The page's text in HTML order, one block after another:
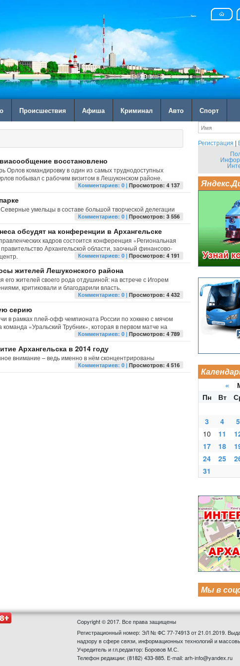
Происшествия Афиша Криминал Авто Спорт
восстановлено
Орлов командировку в один из самых труднодоступных
побывал с рабочим визитом в Лешуконском районе.
Комментариев: 0 |Просмотров: 4 137
умельцы в составе большой творческой делегации
Комментариев: 0 |Просмотров: 3 556
обсудят на конференции в Архангельске
кадров состоится конференция «Региональная
Архангельской области, заочный финансово-
Комментариев: 0 |Просмотров: 4 191
жителей Лешуконского района
его жителей своего рода отдушиной: на встрече с Игорем
критиковали и благодарили власть.
Комментариев: 0 |Просмотров: 4 432
серию
в рамках плей-офф чемпионата России по хоккею с мячом
«Уральский Трубник», которая в первом матче на
Комментариев: 0 |Просмотров: 4 789
Архангельска в 2014 году
внимание – ведь именно в нём сконцентрированы
Комментариев: 0 |Просмотров: 4 516
Регистрация |
«
Пн
Вт
3
4 5
10
11
17
18
24
25
31
Мы в
Copyright © 2017. Все права защищены
Регистрационный номер: ЭЛ № ФС 77-74913 от 21.01.2019.
надзору в сфере связи, информационных технологий и
Учредитель и гл.редактор: Боровов М.С.
Телефон редакции: (8182) 433-885. E-mail: arh-info@yandex.ru